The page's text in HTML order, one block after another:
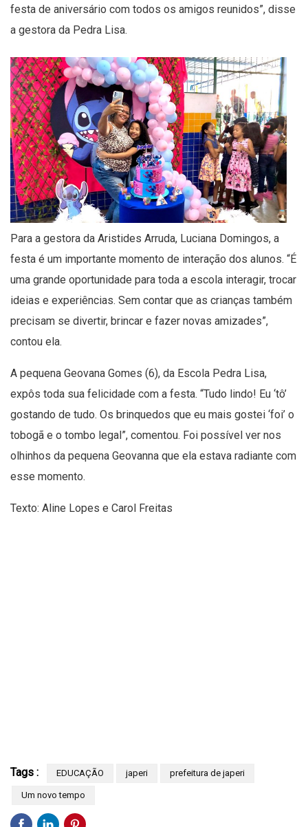
festa de aniversário com todos os amigos reunidos”, disse
a gestora da Pedra Lisa.
Para a gestora da Aristides Arruda, Luciana Domingos, a
festa é um importante momento de interação dos alunos. “É
uma grande oportunidade para toda a escola interagir, trocar
ideias e experiências. Sem contar que as crianças também
precisam se divertir, brincar e fazer novas amizades”,
contou ela.
A pequena Geovana Gomes (6), da Escola Pedra Lisa,
expôs toda sua felicidade com a festa. “Tudo lindo! Eu ‘tô’
gostando de tudo. Os brinquedos que eu mais gostei ‘foi’ o
tobogã e o tombo legal”, comentou. Foi possível ver nos
olhinhos da pequena Geovanna que ela estava radiante com
esse momento.
Texto: Aline Lopes e Carol Freitas
Tags : EDUCAÇÃO japeri prefeitura de japeri
Um novo tempo